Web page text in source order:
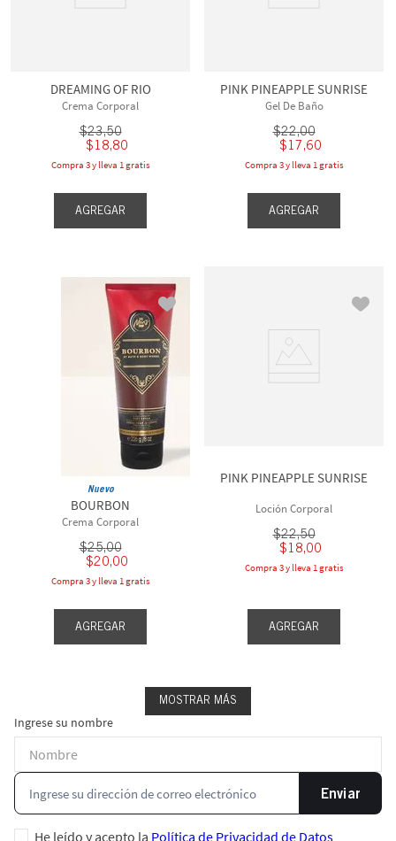
DREAMING OF RIO
Crema Corporal
$23,50
$18,80
Compra 3 y lleva 1 gratis
AGREGAR
PINK PINEAPPLE SUNRISE
Gel De Baño
$22,00
$17,60
Compra 3 y lleva 1 gratis
AGREGAR
Nuevo
BOURBON
Crema Corporal
$25,00
$20,00
Compra 3 y lleva 1 gratis
AGREGAR
PINK PINEAPPLE SUNRISE
Loción Corporal
$22,50
$18,00
Compra 3 y lleva 1 gratis
AGREGAR
MOSTRAR MÁS
Ingrese su nombre
Enviar
He leído y acepto la Política de Privacidad de Datos